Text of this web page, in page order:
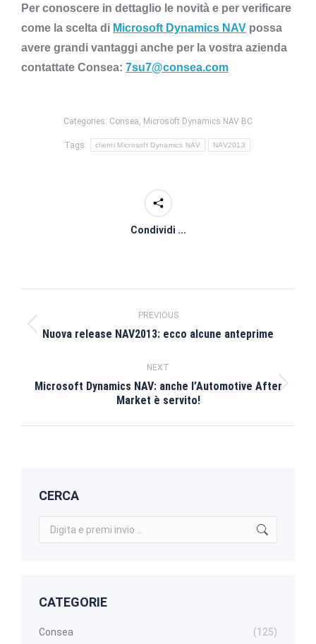
Per conoscere in dettaglio le novità e per verificare
come la scelta di Microsoft Dynamics NAV possa
avere grandi vantaggi anche per la vostra azienda
contattate Consea: 7su7@consea.com
Categories: Consea Microsoft Dynamics NAV BC
Tags: clienti Microsoft Dynamics NAV NAV2013
Condividi ...
navigation
PREVIOUS
Previous
Nuova release NAV2013: ecco alcune anteprime
NEXT
Next
Microsoft Dynamics NAV: anche l’Automotive After
Market è servito!
CERCA
Search:
CATEGORIE
Consea
(125)